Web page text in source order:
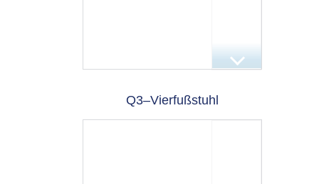
Q3–Vierfußstuhl